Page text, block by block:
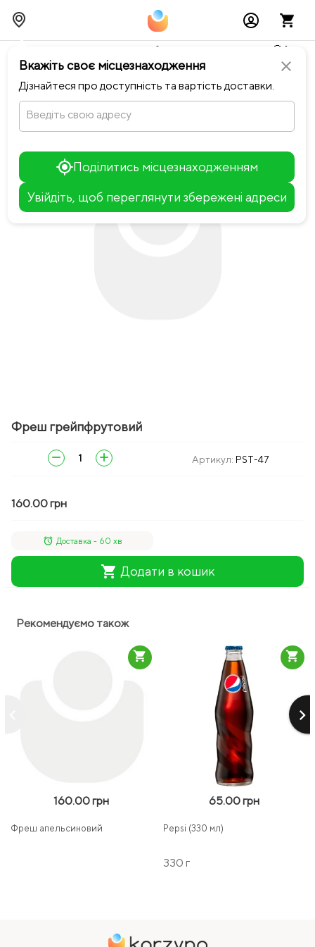
close
Вкажіть своє місцезнаходження
Дізнайтеся про доступність та вартість доставки.
Введіть свою адресу
Поділитись місцезнаходженням
Увійдіть, щоб переглянути збережені адреси
Тимчасово можливі перебої із онлайн оплатами🥺🔧
chevron_leftПовернутися до Pasta Fresca
Фреш грейпфрутовий
remove add Артикул: PST-47
160.00 грн
alarm Доставка - 60 хв
shopping_cart Додати в кошик
Рекомендуємо також
keyboard_arrow_right
160.00 грн
Фреш апельсиновий
shopping_cart
65.00 грн
Pepsi (330 мл)
330 г
shopping_cart